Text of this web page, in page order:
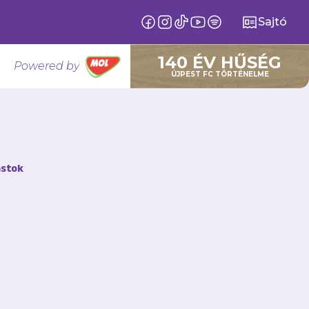
Sajtó
Powered by 140 ÉV HŰSÉG
ÚJPEST FC TÖRTÉNELME
egész
a tavaszi
Magyar